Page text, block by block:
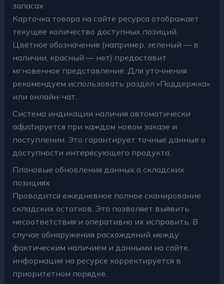
запасах
Карточка товара на сайте ресурса отображает
текущее количество доступных позиций.
Цветное обозначение (например, зеленый — в
наличии, красный — нет) предоставит
мгновенное представление. Для уточнения
рекомендуем использовать раздел «Поддержка»
или онлайн-чат.
Система индикации наличия автоматически
adjustируется при каждом новом заказе и
поступлении. Это гарантирует точные данные о
доступности интересующего продукта.
Плановые обновления данных о складских
позициях
Проводится ежедневное полное сканирование
складских остатков. Это позволяет выявить
несоответствия и оперативно их исправить. В
случае обнаружения расхождений между
фактическим наличием и данными на сайте,
информация на ресурсе корректируется в
приоритетном порядке.